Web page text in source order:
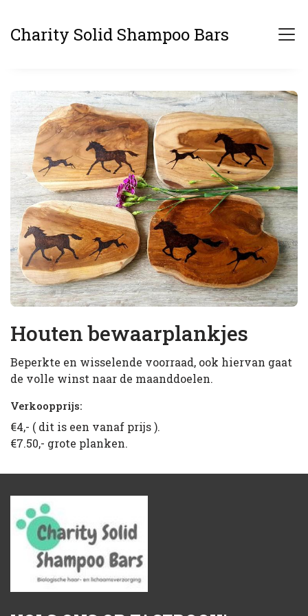
Charity Solid Shampoo Bars
Houten bewaarplankjes
Beperkte en wisselende voorraad, ook hiervan gaat
de volle winst naar de maanddoelen.
Verkoopprijs:
€4,- ( dit is een vanaf prijs ).
€7.50,- grote planken.